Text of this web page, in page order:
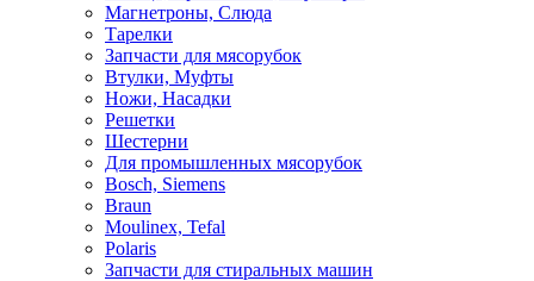
Магнетроны, Слюда
Тарелки
Запчасти для мясорубок
Втулки, Муфты
Ножи, Насадки
Решетки
Шестерни
Для промышленных мясорубок
Bosch, Siemens
Braun
Moulinex, Tefal
Polaris
Запчасти для стиральных машин